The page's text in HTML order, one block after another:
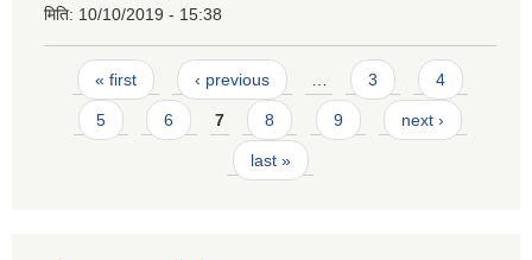
मिति: 10/10/2019 - 15:38
Pages
« first ‹ previous 3 4
5 6 7 8 9 next ›
last »